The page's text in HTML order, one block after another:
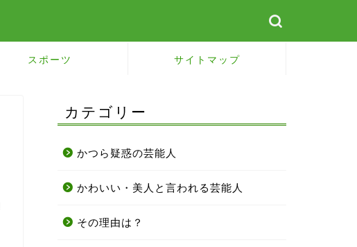
スポーツ サイトマップ
カテゴリー
かつら疑惑の芸能人
かわいい・美人と言われる芸能人
その理由は？